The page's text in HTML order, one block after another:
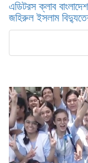
এডিটরস ক্লাব
জহিরুল ইসলাম